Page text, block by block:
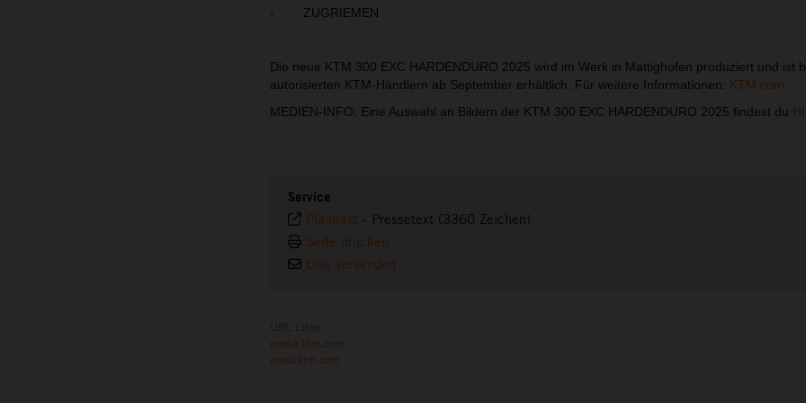
- ZUGRIEMEN
Die neue KTM 300 EXC HARDENDURO 2025 wird im Werk in Mattighofen produziert und ist
autorisierten KTM-Händlern ab September erhältlich. Für weitere Informationen: KTM.com
MEDIEN-INFO: Eine Auswahl an Bildern der KTM 300 EXC HARDENDURO 2025 findest du
Service
Plaintext - Pressetext (3360 Zeichen)
Seite drucken
Link versenden
media.ktm.com
press.ktm.com